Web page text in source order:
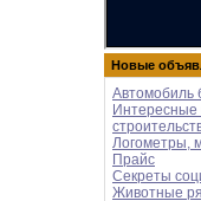
Новые
Автомобиль
Интересные
Логометры,
Прайс
Секреты
Животные